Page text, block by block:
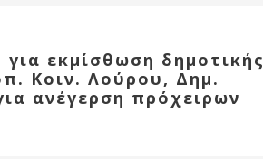
εκμίσθωση δημοτικής
Κοιν. Λούρου, Δημ.
ανέγερση πρόχειρων